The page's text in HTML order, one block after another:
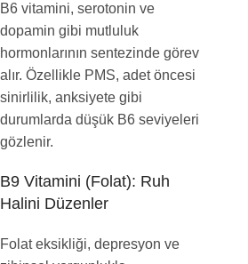
B6 vitamini, serotonin ve
dopamin gibi mutluluk
hormonlarının sentezinde görev
alır. Özellikle PMS, adet öncesi
sinirlilik, anksiyete gibi
durumlarda düşük B6 seviyeleri
gözlenir.
B9 Vitamini (Folat): Ruh
Halini Düzenler
Folat eksikliği, depresyon ve